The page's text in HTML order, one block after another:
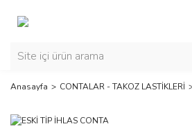
Anasayfa CONTALAR - TAKOZ LASTİKLERİ